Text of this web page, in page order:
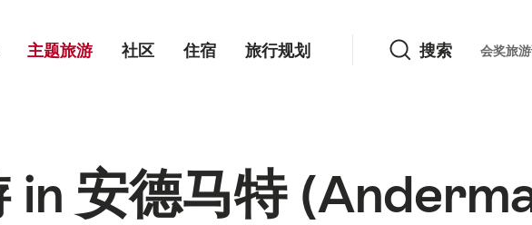
主题旅游 社区 住宿 旅行规划 搜索 会奖旅游
in 安德马特